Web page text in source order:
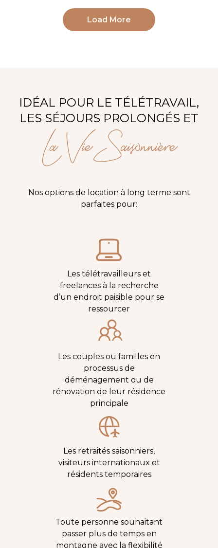
Load More
IDÉAL POUR LE TÉLÉTRAVAIL,
LES SÉJOURS PROLONGÉS ET
La Vie Saisonnière
Nos options de location à long terme sont
parfaites pour:
Les télétravailleurs et
freelances à la recherche
d’un endroit paisible pour se
ressourcer
Les couples ou familles en
processus de
déménagement ou de
rénovation de leur résidence
principale
Les retraités saisonniers,
visiteurs internationaux et
résidents temporaires
Toute personne souhaitant
passer plus de temps en
montagne avec la flexibilité